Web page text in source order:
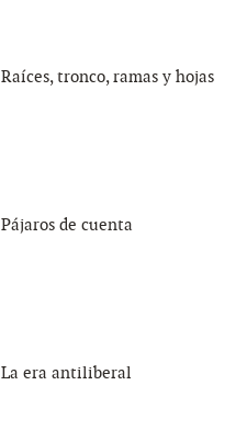
Raíces, tronco, ramas y hojas
Pájaros de cuenta
La era antiliberal